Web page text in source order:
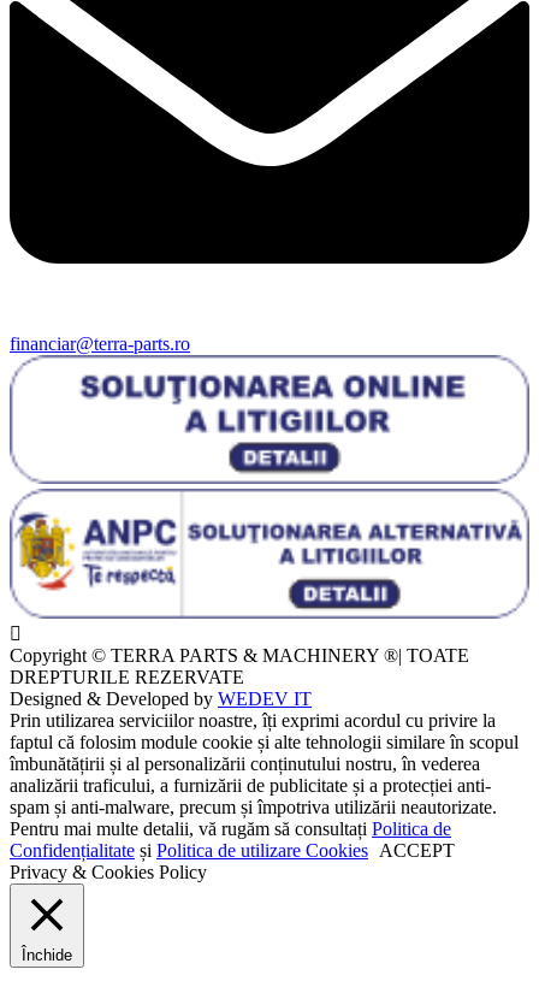
financiar@terra-parts.ro
Copyright © TERRA PARTS & MACHINERY ®| TOATE
DREPTURILE REZERVATE
Designed & Developed by WEDEV IT
Prin utilizarea serviciilor noastre, îți exprimi acordul cu privire la
faptul că folosim module cookie și alte tehnologii similare în scopul
îmbunătățirii și al personalizării conținutului nostru, în vederea
analizării traficului, a furnizării de publicitate și a protecției anti-
spam și anti-malware, precum și împotriva utilizării neautorizate.
Pentru mai multe detalii, vă rugăm să consultați Politica de
Confidențialitate și Politica de utilizare Cookies ACCEPT
Privacy & Cookies Policy
Închide